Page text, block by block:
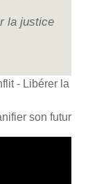
la justice
- Libérer la
son futur